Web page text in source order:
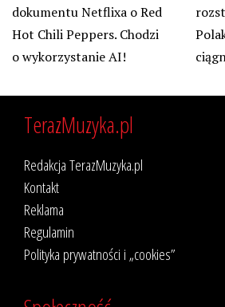
dokumentu Netflixa o Red
Hot Chili Peppers. Chodzi
o wykorzystanie AI!
TerazMuzyka.pl
Redakcja TerazMuzyka.pl
Kontakt
Reklama
Regulamin
Polityka prywatności i „cookies”